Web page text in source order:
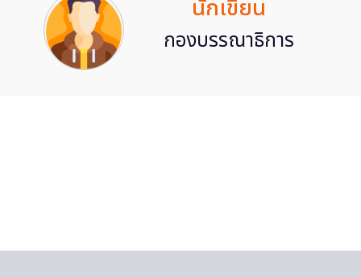
นักเขียน
กองบรรณาธิการ